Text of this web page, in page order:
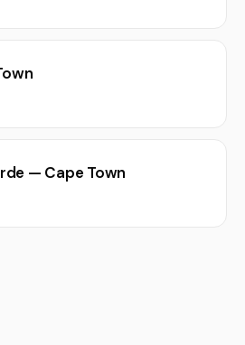
— Cape Town